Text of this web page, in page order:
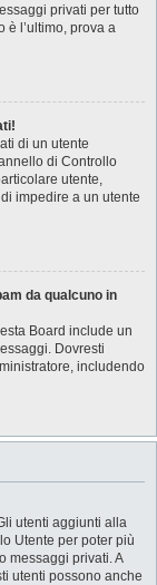
privati per tutto
è l’ultimo, prova a
​​di un utente
di Controllo
utente,
impedire a un utente
da qualcuno in
Board include un
Dovresti
includendo
utenti aggiunti alla
Utente per poter più
messaggi privati. A
utenti possono anche